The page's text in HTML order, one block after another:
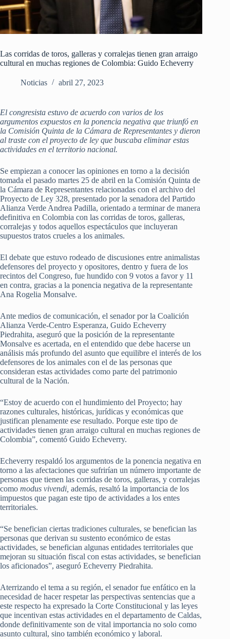
Las corridas de toros, galleras y corralejas tienen gran arraigo
cultural en muchas regiones de Colombia: Guido Echeverry
Noticias abril 27, 2023
El congresista estuvo de acuerdo con varios de los
argumentos expuestos en la ponencia negativa que triunfó en
la Comisión Quinta de la Cámara de Representantes y dieron
al traste con el proyecto de ley que buscaba eliminar estas
actividades en el territorio nacional.
Se empiezan a conocer las opiniones en torno a la decisión
tomada el pasado martes 25 de abril en la Comisión Quinta de
la Cámara de Representantes relacionadas con el archivo del
Proyecto de Ley 328, presentado por la senadora del Partido
Alianza Verde Andrea Padilla, orientado a terminar de manera
definitiva en Colombia con las corridas de toros, galleras,
corralejas y todos aquellos espectáculos que incluyeran
supuestos tratos crueles a los animales.
El debate que estuvo rodeado de discusiones entre animalistas
defensores del proyecto y opositores, dentro y fuera de los
recintos del Congreso, fue hundido con 9 votos a favor y 11
en contra, gracias a la ponencia negativa de la representante
Ana Rogelia Monsalve.
Ante medios de comunicación, el senador por la Coalición
Alianza Verde-Centro Esperanza, Guido Echeverry
Piedrahita, aseguró que la posición de la representante
Monsalve es acertada, en el entendido que debe hacerse un
análisis más profundo del asunto que equilibre el interés de los
defensores de los animales con el de las personas que
consideran estas actividades como parte del patrimonio
cultural de la Nación.
“Estoy de acuerdo con el hundimiento del Proyecto; hay
razones culturales, históricas, jurídicas y económicas que
justifican plenamente ese resultado. Porque este tipo de
actividades tienen gran arraigo cultural en muchas regiones de
Colombia”, comentó Guido Echeverry.
Echeverry respaldó los argumentos de la ponencia negativa en
torno a las afectaciones que sufrirían un número importante de
personas que tienen las corridas de toros, galleras, y corralejas
como modus vivendi, además, resaltó la importancia de los
impuestos que pagan este tipo de actividades a los entes
territoriales.
“Se benefician ciertas tradiciones culturales, se benefician las
personas que derivan su sustento económico de estas
actividades, se benefician algunas entidades territoriales que
mejoran su situación fiscal con estas actividades, se benefician
los aficionados”, aseguró Echeverry Piedrahita.
Aterrizando el tema a su región, el senador fue enfático en la
necesidad de hacer respetar las perspectivas sentencias que a
este respecto ha expresado la Corte Constitucional y las leyes
que incentivan estas actividades en el departamento de Caldas,
donde definitivamente son de vital importancia no solo como
asunto cultural, sino también económico y laboral.